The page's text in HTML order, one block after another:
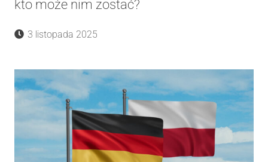
kto może nim zostać?
3 listopada 2025